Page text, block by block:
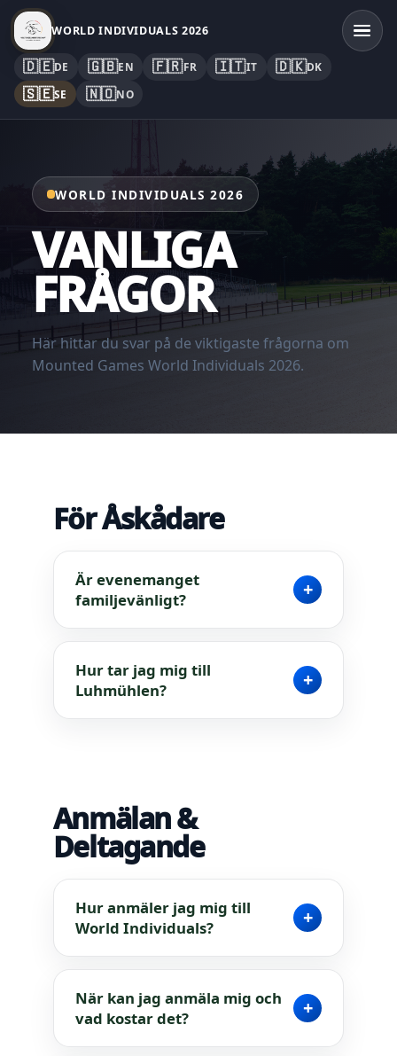
WORLD INDIVIDUALS 2026
🇩🇪DE 🇬🇧EN 🇫🇷FR 🇮🇹IT 🇩🇰DK
🇸🇪SE 🇳🇴NO
WORLD INDIVIDUALS 2026
VANLIGA
FRÅGOR
Här hittar du svar på de viktigaste frågorna om
Mounted Games World Individuals 2026.
För Åskådare
Är evenemanget
familjevänligt?
+
Hur tar jag mig till
Luhmühlen?
+
Anmälan &
Deltagande
Hur anmäler jag mig till
World Individuals?
+
När kan jag anmäla mig och
vad kostar det?
+